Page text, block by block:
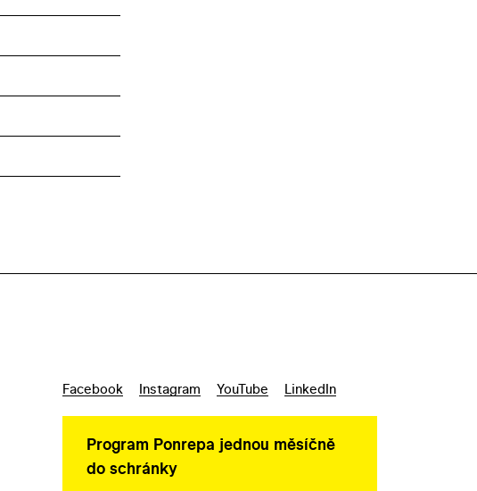
Facebook Instagram YouTube LinkedIn
Program Ponrepa jednou měsíčně
do schránky